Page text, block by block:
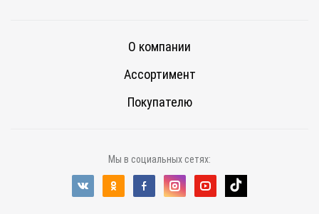
О компании
Ассортимент
Покупателю
Мы в социальных сетях: